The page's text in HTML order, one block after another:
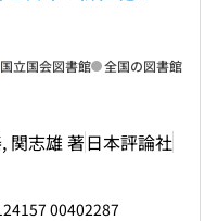
関志雄 著日本評論社
国立国会図書館 全国の図書館
00402287